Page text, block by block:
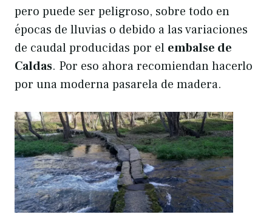
pero puede ser peligroso, sobre todo en
épocas de lluvias o debido a las variaciones
de caudal producidas por el embalse de
Caldas. Por eso ahora recomiendan hacerlo
por una moderna pasarela de madera.